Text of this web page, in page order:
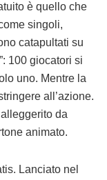
è quello che
singoli,
catapultati su
100 giocatori si
uno. Mentre la
all’azione.
da
animato.
Lanciato nel